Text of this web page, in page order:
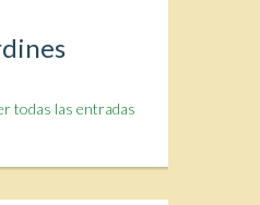
todas las entradas